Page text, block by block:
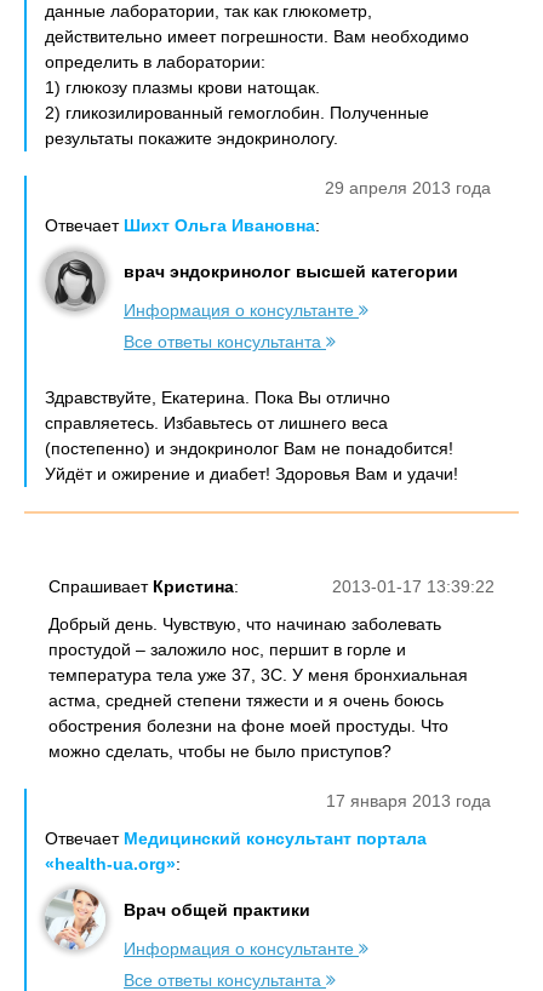
данные лаборатории, так как глюкометр,
действительно имеет погрешности. Вам необходимо
определить в лаборатории:
1) глюкозу плазмы крови натощак.
2) гликозилированный гемоглобин. Полученные
результаты покажите эндокринологу.
29 апреля 2013 года
Отвечает Шихт Ольга Ивановна:
врач эндокринолог высшей категории
Информация о консультанте
Все ответы консультанта
Здравствуйте, Екатерина. Пока Вы отлично
справляетесь. Избавьтесь от лишнего веса
(постепенно) и эндокринолог Вам не понадобится!
Уйдёт и ожирение и диабет! Здоровья Вам и удачи!
2013-01-17 13:39:22
Спрашивает Кристина:
Добрый день. Чувствую, что начинаю заболевать
простудой – заложило нос, першит в горле и
температура тела уже 37, 3С. У меня бронхиальная
астма, средней степени тяжести и я очень боюсь
обострения болезни на фоне моей простуды. Что
можно сделать, чтобы не было приступов?
17 января 2013 года
Отвечает Медицинский консультант портала
«health-ua.org»:
Врач общей практики
Информация о консультанте
Все ответы консультанта